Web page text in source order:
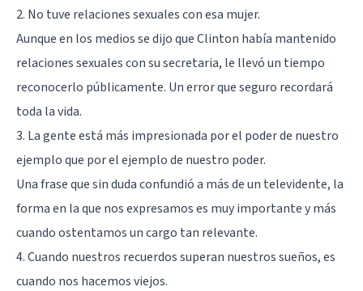
2. No tuve relaciones sexuales con esa mujer.
Aunque en los medios se dijo que Clinton había mantenido
relaciones sexuales con su secretaria, le llevó un tiempo
reconocerlo públicamente. Un error que seguro recordará
toda la vida.
3. La gente está más impresionada por el poder de nuestro
ejemplo que por el ejemplo de nuestro poder.
Una frase que sin duda confundió a más de un televidente, la
forma en la que nos expresamos es muy importante y más
cuando ostentamos un cargo tan relevante.
4. Cuando nuestros recuerdos superan nuestros sueños, es
cuando nos hacemos viejos.